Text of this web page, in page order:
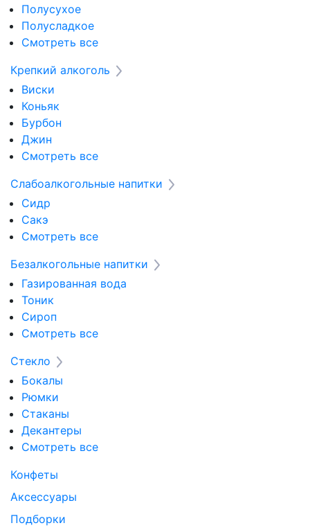
Полусухое
Полусладкое
Смотреть все
Крепкий алкоголь
Виски
Коньяк
Бурбон
Джин
Смотреть все
Слабоалкогольные напитки
Сидр
Сакэ
Смотреть все
Безалкогольные напитки
Газированная вода
Тоник
Сироп
Смотреть все
Стекло
Бокалы
Рюмки
Стаканы
Декантеры
Смотреть все
Конфеты
Аксессуары
Подборки